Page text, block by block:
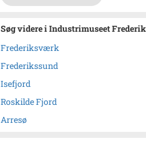
Søg videre i Industrimuseet
Frederiksværk
Frederikssund
Isefjord
Roskilde Fjord
Arresø